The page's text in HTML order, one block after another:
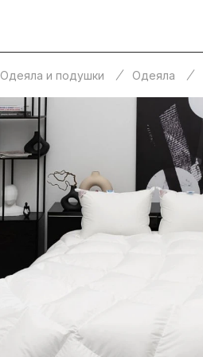
Одеяла и подушки Одеяла